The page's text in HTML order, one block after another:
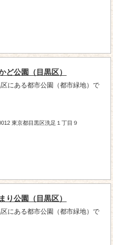
ど公園（目黒区）
にある都市公園（都市緑地）で
東京都目黒区洗足１丁目９
り公園（目黒区）
にある都市公園（都市緑地）で